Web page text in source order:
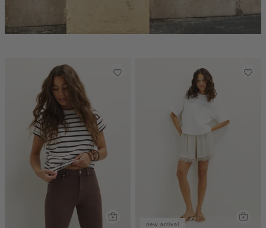
new arrival